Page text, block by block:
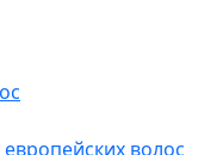
волос